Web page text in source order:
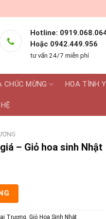
Hotline:
Hoặc 0942.449.956
tư vấn 24/7 miễn phí
CHÚC MỪNG HOA TÌNH
– Giỏ hoa sinh Nhật
sinh Nhật kiên Giang - Giao hỏa
Trương,Giỏ Hoa Sinh Nhật